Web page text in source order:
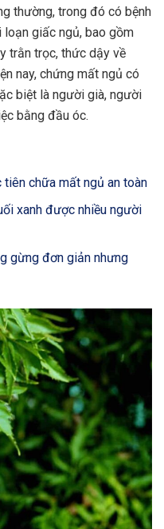
thường, trong đó có bệnh
loạn giấc ngủ, bao gồm
trằn trọc, thức dậy về
nay, chứng mất ngủ có
biệt là người già, người
bằng đầu óc.
chữa mất ngủ an toàn
xanh được nhiều người
gừng đơn giản nhưng